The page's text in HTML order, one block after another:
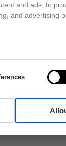
and ads, to
and advertising